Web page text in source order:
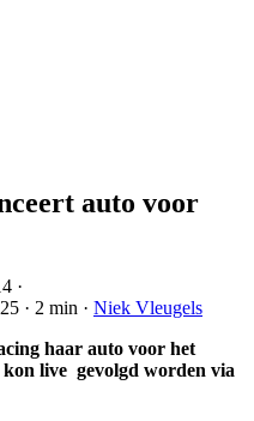
auto voor
·
· 2 min · Niek Vleugels
haar auto voor het
kon live gevolgd worden via